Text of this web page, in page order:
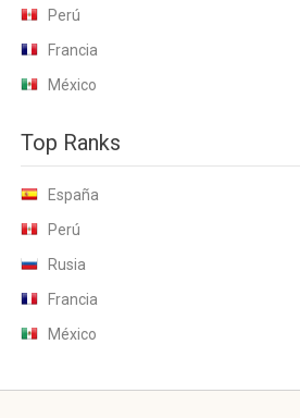
Perú
Francia
México
Top Ranks
España
Perú
Rusia
Francia
México